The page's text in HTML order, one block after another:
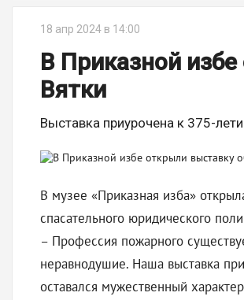
18 апр 2024 в 14:00
В Приказной
Вятки
Выставка приурочена к 375-
В музее «Приказная изба»
спасательного юридического
– Профессия пожарного
неравнодушие. Наша выставка
оставался мужественный